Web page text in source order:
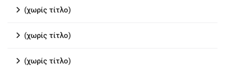
(χωρίς τίτλο)
(χωρίς τίτλο)
(χωρίς τίτλο)